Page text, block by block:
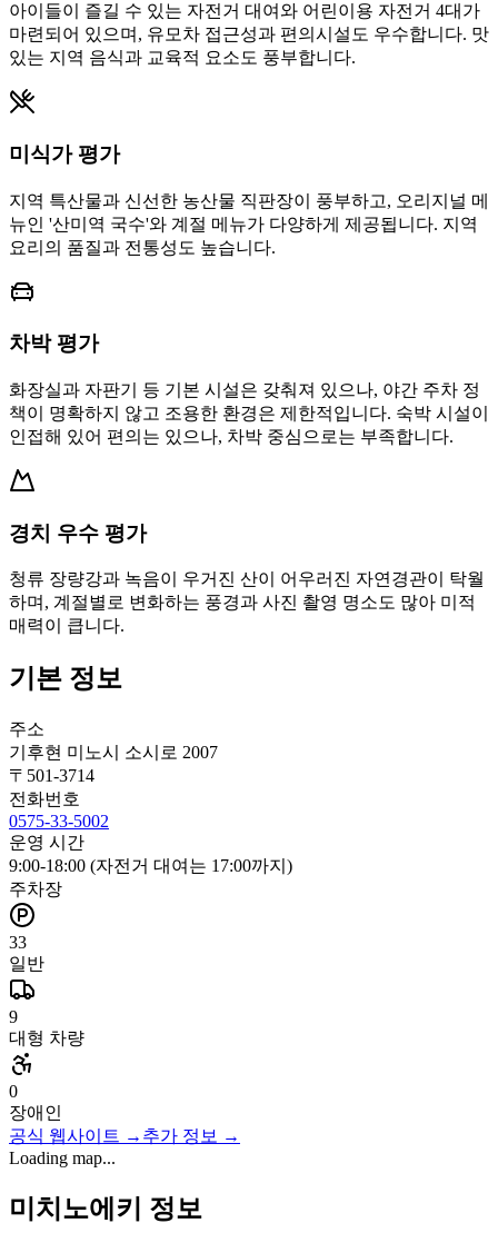
아이들이 즐길 수 있는 자전거 대여와 어린이용 자전거 4대가
마련되어 있으며, 유모차 접근성과 편의시설도 우수합니다. 맛
있는 지역 음식과 교육적 요소도 풍부합니다.
미식가 평가
지역 특산물과 신선한 농산물 직판장이 풍부하고, 오리지널 메
뉴인 '산미역 국수'와 계절 메뉴가 다양하게 제공됩니다. 지역
요리의 품질과 전통성도 높습니다.
차박 평가
화장실과 자판기 등 기본 시설은 갖춰져 있으나, 야간 주차 정
책이 명확하지 않고 조용한 환경은 제한적입니다. 숙박 시설이
인접해 있어 편의는 있으나, 차박 중심으로는 부족합니다.
경치 우수 평가
청류 장량강과 녹음이 우거진 산이 어우러진 자연경관이 탁월
하며, 계절별로 변화하는 풍경과 사진 촬영 명소도 많아 미적
매력이 큽니다.
기본 정보
주소
기후현 미노시 소시로 2007
〒 501-3714
전화번호
0575-33-5002
운영 시간
9:00-18:00 (자전거 대여는 17:00까지)
주차장
33
일반
9
대형 차량
0
장애인
공식 웹사이트 → 추가 정보 →
Loading map...
미치노에키 정보